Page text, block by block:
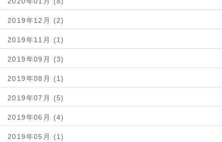
2019年12月 (2)
2019年11月 (1)
2019年09月 (3)
2019年08月 (1)
2019年07月 (5)
2019年06月 (4)
2019年05月 (1)